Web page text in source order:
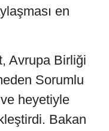
en
Avrupa Birliği
Sorumlu
heyetiyle
Bakan